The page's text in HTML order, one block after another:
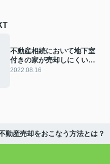
不動産相続において地下室
付きの家が売却しにくい原
因とは？売却方法も解説
2022.08.16
動産売却をおこなう方法とは？